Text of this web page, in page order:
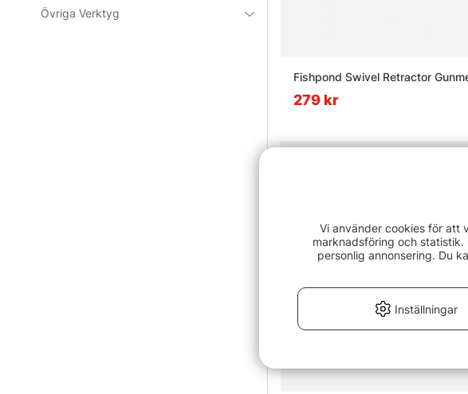
Övriga Verktyg
Fishpond Swivel Retractor
279 kr
Vi använder cookies för att
marknadsföring och
personlig annonsering. Du
Inställningar